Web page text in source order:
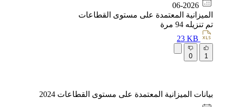
06-2026
الميزانية المعتمدة على مستوى القطاعات
تم تنزيله 94مرة
23 KB
بيانات الميزانية المعتمدة على مستوى القطاعات 2024